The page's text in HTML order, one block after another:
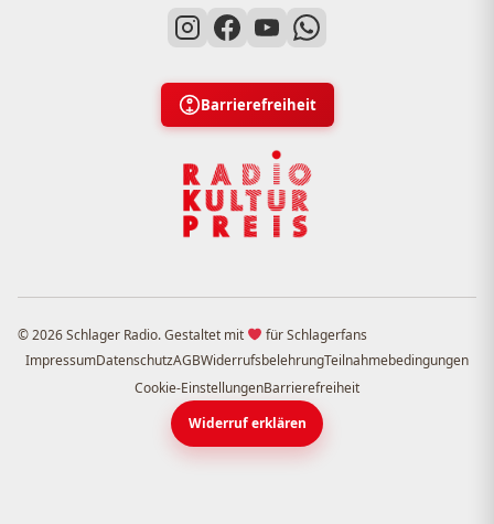
Barrierefreiheit
© 2026 Schlager Radio. Gestaltet mit
für Schlagerfans
ImpressumDatenschutzAGBWiderrufsbelehrungTeilnahmebedingungen
Cookie-EinstellungenBarrierefreiheit
Widerruf erklären